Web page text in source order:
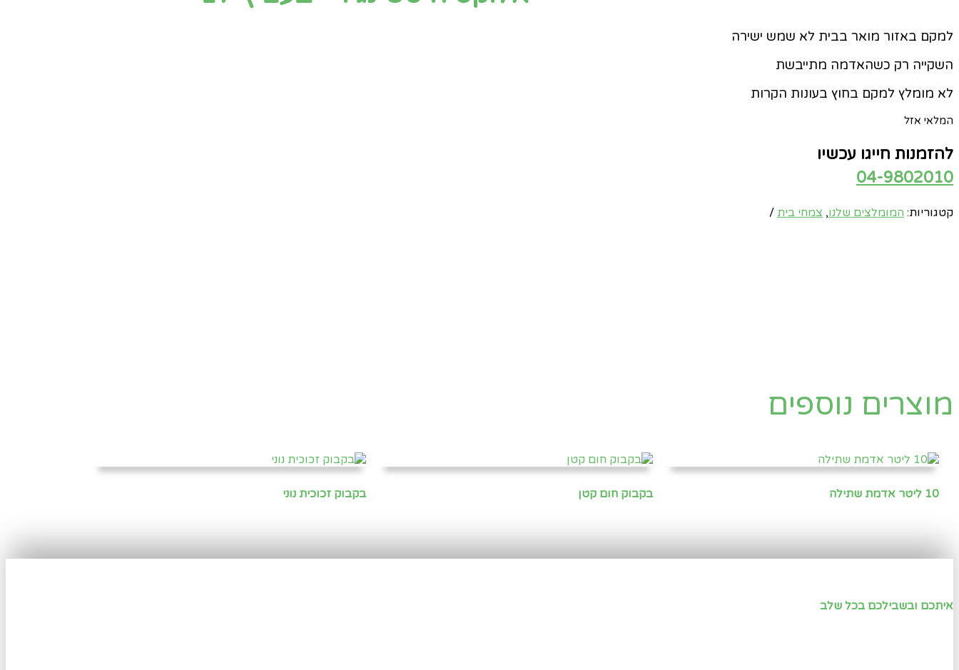
למקם באזור מואר בבית לא שמש ישירה
השקייה רק כשהאדמה מתייבשת
לא מומלץ למקם בחוץ בעונות הקרות
המלאי אזל
להזמנות חייגו עכשיו
04-9802010
קטגוריות: המומלצים שלנו, צמחי בית
מוצרים נוספים
10 ליטר אדמת שתילה בקבוק חום קטן בקבוק זכוכית נוני
איתכם ובשבילכם בכל שלב